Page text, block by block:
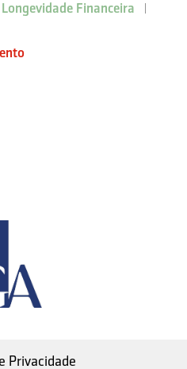
Longevidade Financeira
Privacidade